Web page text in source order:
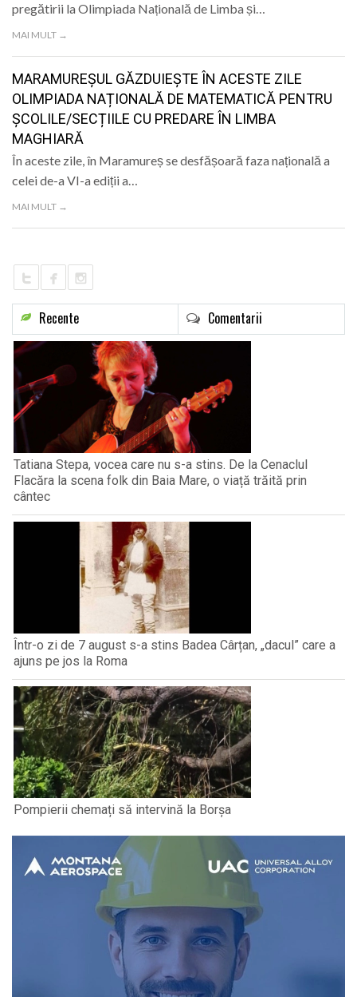
pregătirii la Olimpiada Națională de Limba și…
MAI MULT →
MARAMUREȘUL GĂZDUIEȘTE ÎN ACESTE ZILE
OLIMPIADA NAȚIONALĂ DE MATEMATICĂ PENTRU
ȘCOLILE/SECȚIILE CU PREDARE ÎN LIMBA
MAGHIARĂ
În aceste zile, în Maramureș se desfășoară faza națională a
celei de-a VI-a ediții a…
MAI MULT →
Recente Comentarii
Tatiana Stepa, vocea care nu s-a stins. De la Cenaclul
Flacăra la scena folk din Baia Mare, o viață trăită prin
cântec
Într-o zi de 7 august s-a stins Badea Cârțan, „dacul” care a
ajuns pe jos la Roma
Pompierii chemați să intervină la Borșa